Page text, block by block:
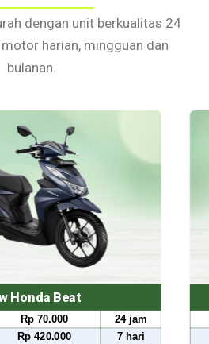
dengan unit berkualitas 24
harian, mingguan dan
bulanan.
Harian Rp 80.000
Mingguan Rp 490.000